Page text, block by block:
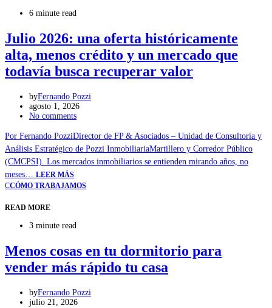
6 minute read
Julio 2026: una oferta históricamente
alta, menos crédito y un mercado que
todavía busca recuperar valor
byFernando Pozzi
agosto 1, 2026
No comments
Por Fernando PozziDirector de FP & Asociados – Unidad de Consultoría y
Análisis Estratégico de Pozzi InmobiliariaMartillero y Corredor Público
(CMCPSI). Los mercados inmobiliarios se entienden mirando años, no
meses… LEER MÁS
CCÓMO TRABAJAMOS
READ MORE
3 minute read
Menos cosas en tu dormitorio para
vender más rápido tu casa
byFernando Pozzi
julio 21, 2026